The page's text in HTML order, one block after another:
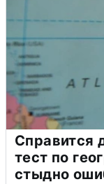
Справится
тест по
стыдно